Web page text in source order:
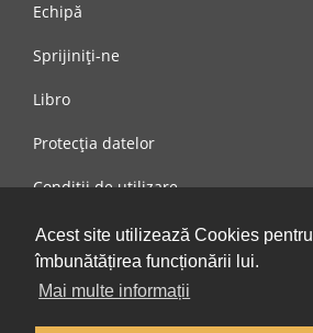
Acest site utilizează Cookies pentru
îmbunătățirea funcționării lui.
Mai multe informații
Echipă
Sprijiniți-ne
Libro
Protecția datelor
Condiții de utilizare
Mesaj către noi